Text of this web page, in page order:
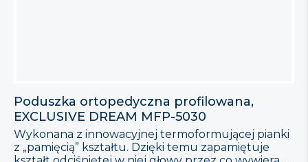
Poduszka ortopedyczna profilowana,
EXCLUSIVE DREAM MFP-5030
Wykonana z innowacyjnej termoformującej pianki
z „pamięcią” kształtu. Dzięki temu zapamiętuje